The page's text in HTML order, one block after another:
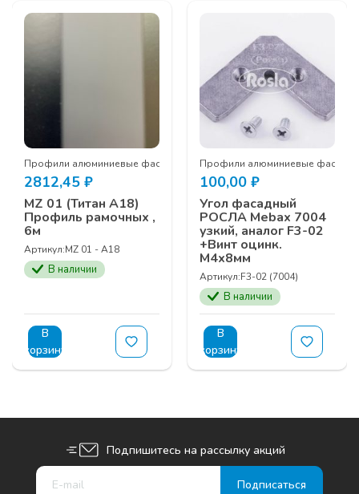
Профили алюминиевые фасадные
2812,45 ₽
MZ 01 (Титан A18)
Профиль рамочных ,
6м
Артикул:MZ 01 - A18
В наличии
В
корзину
Профили алюминиевые
100,00 ₽
Угол фасадный
РОСЛА Mebax 7004
узкий, аналог F3-02
+Винт оцинк.
М4х8мм
Артикул:F3-02 (7004)
В наличии
В
корзину
Подпишитесь на рассылку акций